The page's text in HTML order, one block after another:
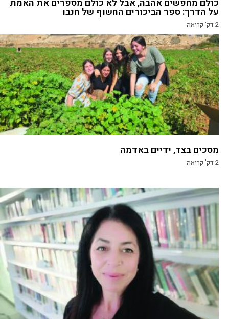
על הדרך: ספר הביכורים החשוף של חנבו
2דק' קריאה
מסכים בצד, ידיים באדמה
2דק' קריאה